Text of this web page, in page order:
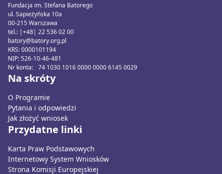
Fundacja im. Stefana Batorego
ul. Sapieżyńska 10a
00-215 Warszawa
tel.: |+48| 22 536 02 00
batory@batory.org.pl
KRS: 0000101194
NIP: 526-10-46-481
Nr konta: 74 1030 1016 0000 0000 6145 0029
Na skróty
O Programie
Pytania i odpowiedzi
Jak złożyć wniosek
Przydatne linki
Karta Praw Podstawowych
Internetowy System Wniosków
Strona Komisji Europejskiej